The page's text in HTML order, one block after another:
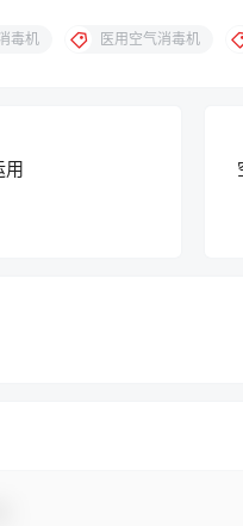
毒机 医用空气消毒机
用